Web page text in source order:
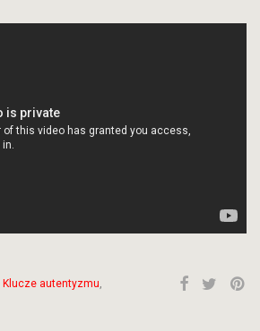
Klucze autentyzmu,